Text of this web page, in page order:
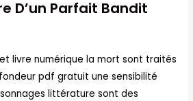
D’un Parfait Bandit
livre numérique la mort sont traités
pdf gratuit une sensibilité
littérature sont des